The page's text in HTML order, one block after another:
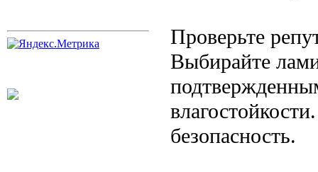
Проверьте
Выбирайте
безопасность.